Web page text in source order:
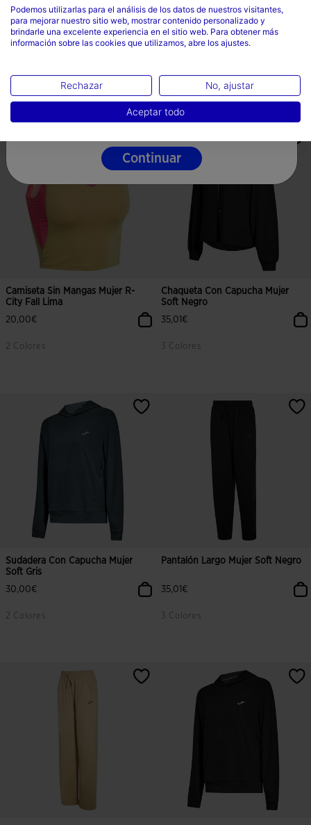
Camiseta Manga Corta Mujer R-
City Fall Azul
3 Colores
Sudadera Mujer Soft Amarillo
25,00€
3 Colores
Camiseta Sin Mangas Mujer R-
City Fall Lima
20,00€
2 Colores
Chaqueta Con Capucha Mujer
Soft Negro
35,01€
3 Colores
Sudadera Con Capucha Mujer
Soft Gris
30,00€
2 Colores
Pantalón Largo Mujer Soft Negro
35,01€
3 Colores
País
España
Idioma
Español
Continuar
Podemos utilizarlas para el análisis de los datos de nuestros visitantes,
para mejorar nuestro sitio web, mostrar contenido personalizado y
brindarle una excelente experiencia en el sitio web. Para obtener más
información sobre las cookies que utilizamos, abre los ajustes.
Rechazar No, ajustar
Aceptar todo